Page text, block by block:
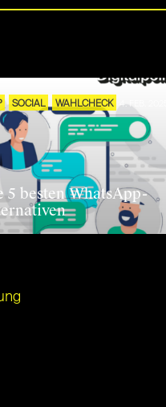
SOCIAL WAHLCHECK 4. FEB. 2025
5 besten WhatsApp-